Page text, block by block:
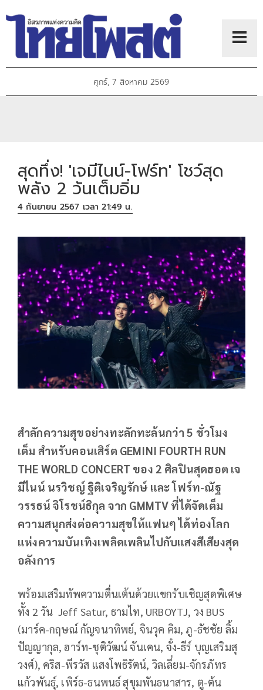
ศุกร์, 7 สิงหาคม 2569
สุดทึ่ง! 'เจมีไนน์-โฟร์ท' โชว์สุด
พลัง 2 วันเต็มอิ่ม
4 กันยายน 2567 เวลา 21:49 น.
สำลักความสุขอย่างทะลักทะล้นกว่า 5 ชั่วโมง
เต็ม สำหรับคอนเสิร์ต GEMINI FOURTH RUN
THE WORLD CONCERT ของ 2 ศิลปินสุดฮอต เจ
มีไนน์ นรวิชญ์ ฐิติเจริญรักษ์ และ โฟร์ท-ณัฐ
วรรธน์ จิโรชน์ธิกุล จาก GMMTV ที่ได้จัดเต็ม
ความสนุกส่งต่อความสุขให้แฟนๆ ได้ท่องโลก
แห่งความบันเทิงเพลิดเพลินไปกับแสงสีเสียงสุด
อลังการ
พร้อมเสริมทัพความตื่นเต้นด้วยแขกรับเชิญสุดพิเศษ
ทั้ง 2 วัน Jeff Satur, ธามไท, URBOYTJ, วง BUS
(มาร์ค-กฤษณ์ กัญจนาทิพย์, จินวุค คิม, ภู-ธัชชัย ลิ้ม
ปัญญากุล, ฮาร์ท-ชุติวัฒน์ จันเคน, จั๋ง-ธีร์ บุญเสริมสุ
วงศ์), คริส-พีรวัส แสงโพธิรัตน์, วิลเลี่ยม-จักรภัทร
แก้วพันธุ์, เพิร์ธ-ธนพนธ์ สุขุมพันธนาสาร, ตู-ต้น